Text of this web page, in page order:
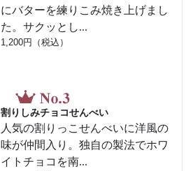
にバターを練りこみ焼き上げまし
た。サクッとし...
1,200円（税込）
割りしみチョコせんべい
人気の割りっこせんべいに洋風の
味が仲間入り。独自の製法でホワ
イトチョコを南...